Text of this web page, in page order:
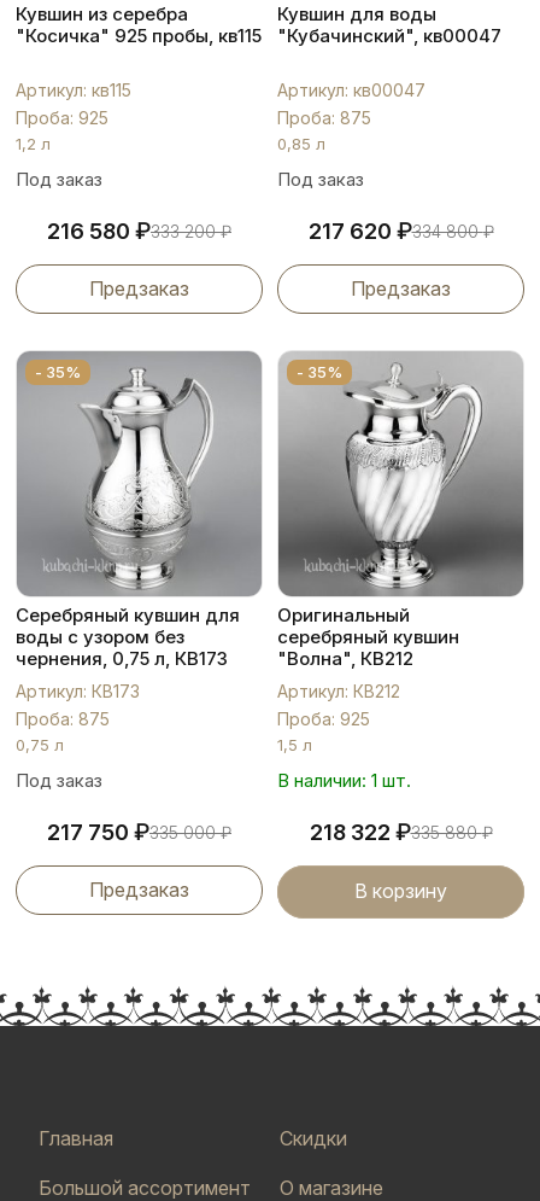
Кувшин из серебра
"Косичка" 925 пробы, кв115
Артикул: кв115
Проба: 925
1,2 л
Под заказ
216 580 ₽333 200₽
Предзаказ
Кувшин для воды
"Кубачинский", кв00047
Артикул: кв00047
Проба: 875
0,85 л
Под заказ
217 620 ₽334 800₽
Предзаказ
- 35%
Серебряный кувшин для
воды с узором без
чернения, 0,75 л, КВ173
Артикул: КВ173
Проба: 875
0,75 л
Под заказ
217 750 ₽335 000₽
Предзаказ
- 35%
Оригинальный
серебряный кувшин
"Волна", КВ212
Артикул: КВ212
Проба: 925
1,5 л
В наличии: 1 шт.
218 322 ₽335 880₽
В корзину
Главная
Большой ассортимент
Скидки
О магазине